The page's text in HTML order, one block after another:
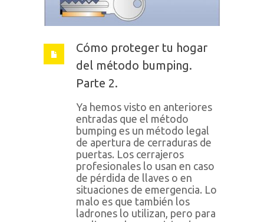
Cómo proteger tu hogar
del método bumping.
Parte 2.
Ya hemos visto en anteriores
entradas que el método
bumping es un método legal
de apertura de cerraduras de
puertas. Los cerrajeros
profesionales lo usan en caso
de pérdida de llaves o en
situaciones de emergencia. Lo
malo es que también los
ladrones lo utilizan, pero para